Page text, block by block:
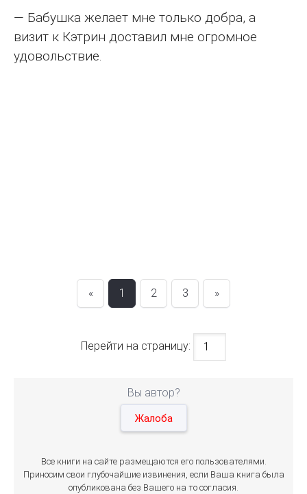
— Бабушка желает мне только добра, а
визит к Кэтрин доставил мне огромное
удовольствие.
« 1 2 3 »
Перейти на страницу:
Вы автор?
Жалоба
Все книги на сайте размещаются его пользователями.
Приносим свои глубочайшие извинения, если Ваша книга была
опубликована без Вашего на то согласия.